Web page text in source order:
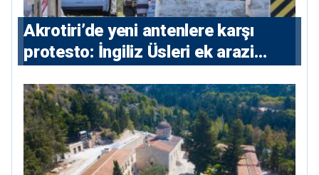
⁠Akrotiri’de yeni antenlere karşı
protesto: İngiliz Üsleri ek arazi